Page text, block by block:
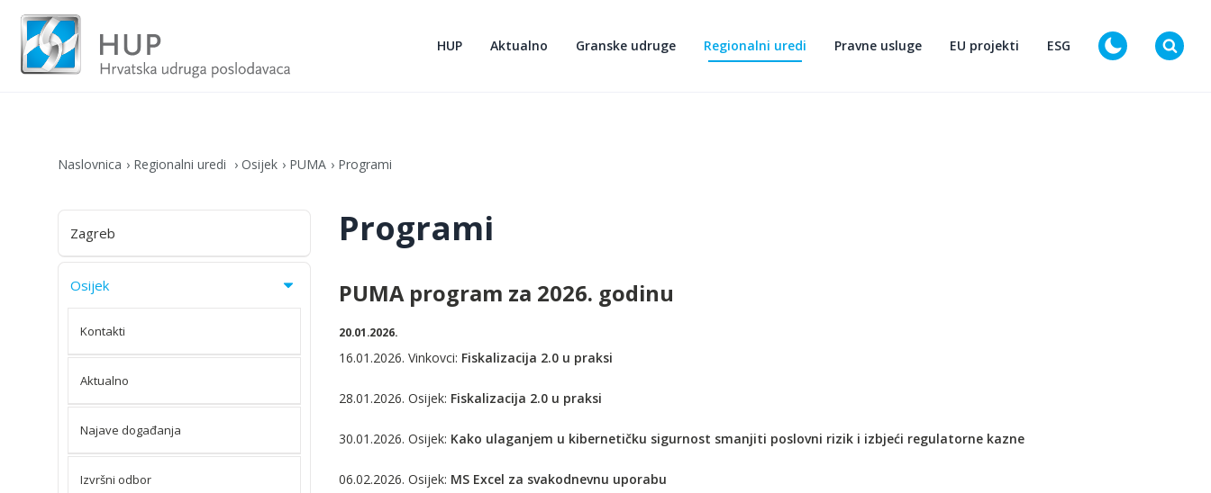
HUP Aktualno Granske udruge Regionalni uredi Pravne usluge EU projekti ESG D
Naslovnica Regionalni uredi Osijek PUMA Programi
Zagreb
Osijek
Kontakti
Aktualno
Najave događanja
Izvršni odbor
Programi
PUMA program za 2026. godinu
20.01.2026.
16.01.2026. Vinkovci: Fiskalizacija 2.0 u praksi
28.01.2026. Osijek: Fiskalizacija 2.0 u praksi
30.01.2026. Osijek: Kako ulaganjem u kibernetičku sigurnost smanjiti poslovni rizik i izbjeći regulatorne kazne
06.02.2026. Osijek: MS Excel za svakodnevnu uporabu